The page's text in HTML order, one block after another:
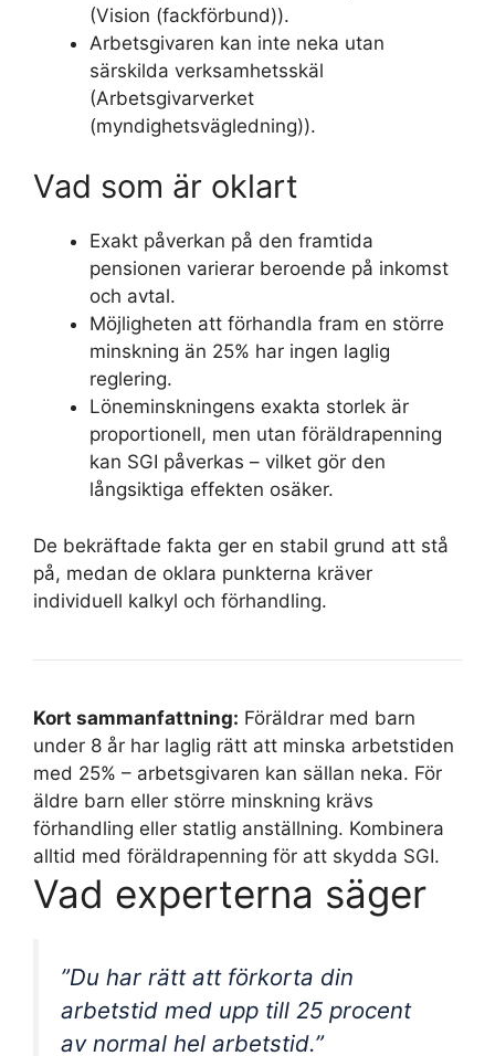
(Vision (fackförbund)).
Arbetsgivaren kan inte neka utan
särskilda verksamhetsskäl
(Arbetsgivarverket
(myndighetsvägledning)).
Vad som är oklart
Exakt påverkan på den framtida
pensionen varierar beroende på inkomst
och avtal.
Möjligheten att förhandla fram en större
minskning än 25% har ingen laglig
reglering.
Löneminskningens exakta storlek är
proportionell, men utan föräldrapenning
kan SGI påverkas – vilket gör den
långsiktiga effekten osäker.
De bekräftade fakta ger en stabil grund att stå
på, medan de oklara punkterna kräver
individuell kalkyl och förhandling.
Kort sammanfattning: Föräldrar med barn
under 8 år har laglig rätt att minska arbetstiden
med 25% – arbetsgivaren kan sällan neka. För
äldre barn eller större minskning krävs
förhandling eller statlig anställning. Kombinera
alltid med föräldrapenning för att skydda SGI.
Vad experterna säger
”Du har rätt att förkorta din
arbetstid med upp till 25 procent
av normal hel arbetstid.”